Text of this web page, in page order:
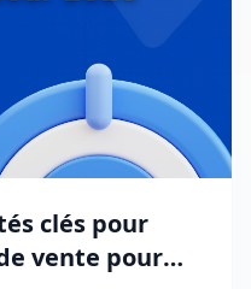
clés pour
vente pour